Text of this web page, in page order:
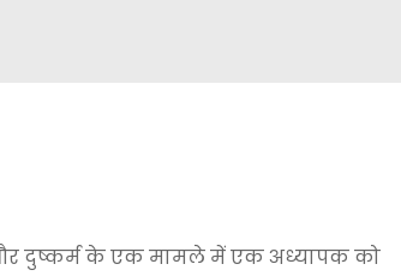
दुष्कर्म के एक मामले में एक अध्यापक को